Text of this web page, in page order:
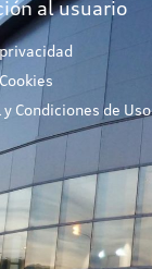
al usuario
y Condiciones de Uso